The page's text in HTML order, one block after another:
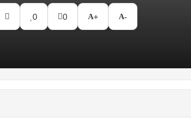
0 0 + -